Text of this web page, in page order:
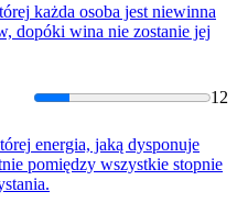
każda osoba jest niewinna
dopóki wina nie zostanie jej
12
energia, jaką dysponuje
pomiędzy wszystkie stopnie